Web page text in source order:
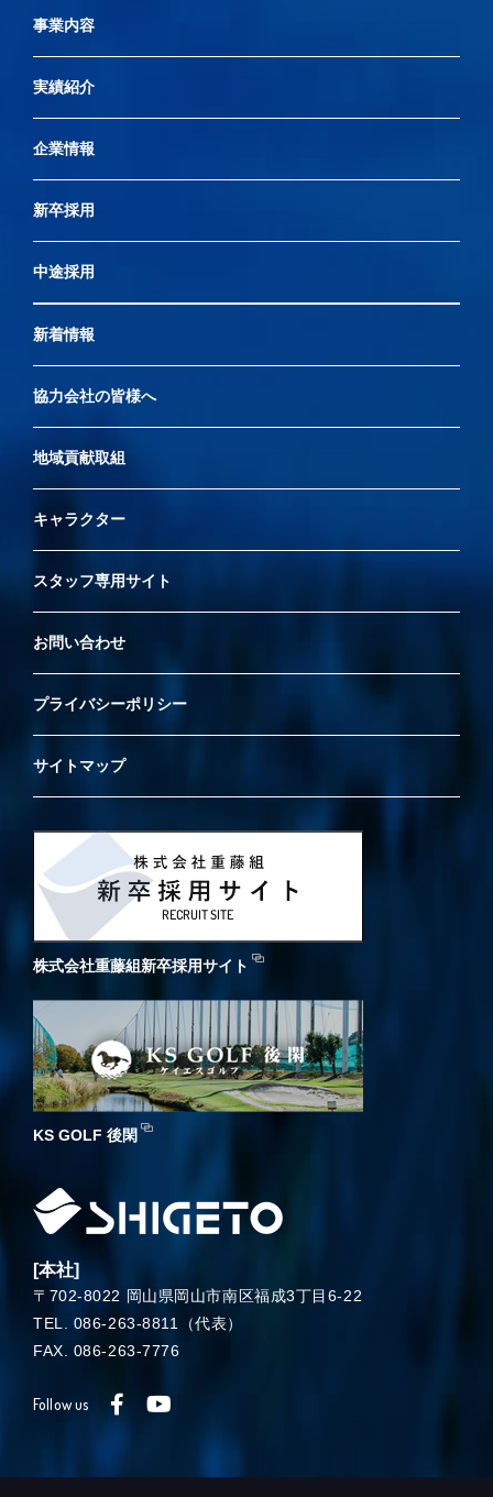
事業内容
実績紹介
企業情報
新卒採用
中途採用
新着情報
協力会社の皆様へ
地域貢献取組
キャラクター
スタッフ専用サイト
お問い合わせ
プライバシーポリシー
サイトマップ
株式会社重藤組新卒採用サイト
KS GOLF 後閑
[本社]
〒702-8022 岡山県岡山市南区福成3丁目6-22
TEL. 086-263-8811（代表）
FAX. 086-263-7776
Follow us